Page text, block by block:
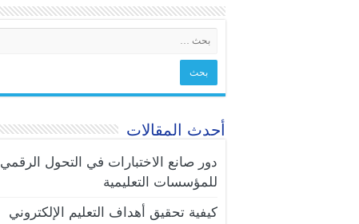
أحدث المقالات
دور صانع الاختبارات في التحول الرقمي
للمؤسسات التعليمية
كيفية تحقيق أهداف التعليم الإلكتروني